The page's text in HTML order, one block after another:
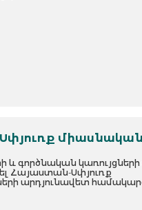
և գործնական
Հայաստան-Սփյուռք
արդյունավետ